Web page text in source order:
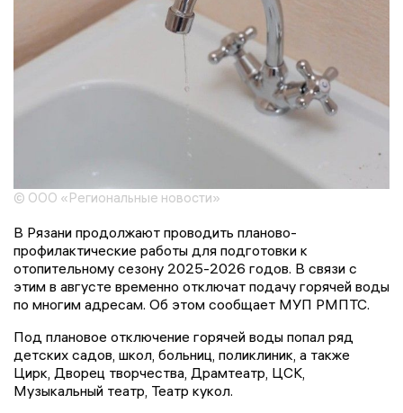
© ООО «Региональные новости»
В Рязани продолжают проводить планово-
профилактические работы для подготовки к
отопительному сезону 2025-2026 годов. В связи с
этим в августе временно отключат подачу горячей воды
по многим адресам. Об этом сообщает МУП РМПТС.
Под плановое отключение горячей воды попал ряд
детских садов, школ, больниц, поликлиник, а также
Цирк, Дворец творчества, Драмтеатр, ЦСК,
Музыкальный театр, Театр кукол.